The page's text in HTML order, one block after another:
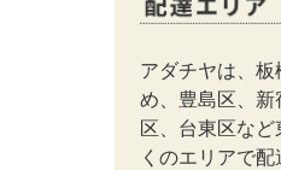
アダチヤは、板
め、豊島区、新
区、台東区な
くのエリアで